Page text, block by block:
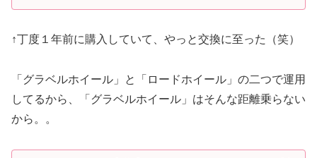
↑丁度１年前に購入していて、やっと交換に至った（笑）
「グラベルホイール」と「ロードホイール」の二つで運用
してるから、「グラベルホイール」はそんな距離乗らない
から。。